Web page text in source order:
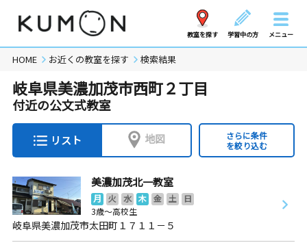
教室を探す 学習中の方 メニュー
HOME お近くの教室を探す 検索結果
岐阜県美濃加茂市西町２丁目
付近の公文式教室
リスト 地図
さらに条件
を絞り込む
美濃加茂北一教室
月 火 水 木 金 土
日
3歳～高校生
岐阜県美濃加茂市太田町１７１１－５